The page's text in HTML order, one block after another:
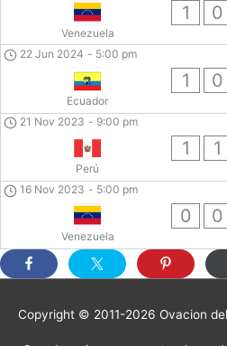
Venezuela
1 0
22 Jun 2024 - 5:00 pm
Ecuador
1 0
21 Nov 2023 - 9:00 pm
Perú
1 1
16 Nov 2023 - 5:00 pm
Venezuela
0 0
Copyright © 2011-2026 Ovacion